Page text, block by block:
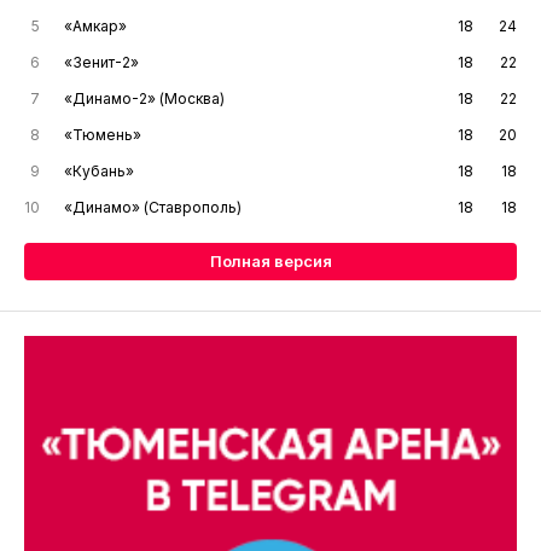
5
«Амкар» 18
24
6
«Зенит-2» 18
22
7
«Динамо-2» (Москва) 18
22
8
«Тюмень» 18
20
9
«Кубань» 18
18
10
«Динамо» (Ставрополь) 18 18
Полная версия